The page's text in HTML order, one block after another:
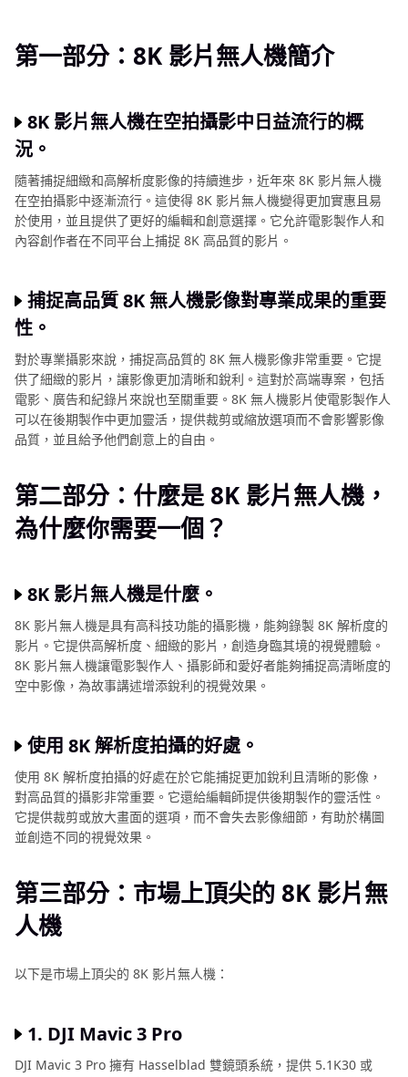
第二部分：什麼是 8K 影片無人機，為什麼你需要一
個？
第三部分：市場上頂尖的 8K 影片無人機
第四部分：如何捕捉一流的 8K 無人機影像
第五部分：使用 HitPaw VikPea 增強您的 8K 無人機影
像
第一部分：8K 影片無人機簡介
8K 影片無人機在空拍攝影中日益流行的概
況。
隨著捕捉細緻和高解析度影像的持續進步，近年來 8K 影片無人機
在空拍攝影中逐漸流行。這使得 8K 影片無人機變得更加實惠且易
於使用，並且提供了更好的編輯和創意選擇。它允許電影製作人和
內容創作者在不同平台上捕捉 8K 高品質的影片。
捕捉高品質 8K 無人機影像對專業成果的重要
性。
對於專業攝影來說，捕捉高品質的 8K 無人機影像非常重要。它提
供了細緻的影片，讓影像更加清晰和銳利。這對於高端專案，包括
電影、廣告和紀錄片來說也至關重要。8K 無人機影片使電影製作人
可以在後期製作中更加靈活，提供裁剪或縮放選項而不會影響影像
品質，並且給予他們創意上的自由。
第二部分：什麼是 8K 影片無人機，
為什麼你需要一個？
8K 影片無人機是什麼。
8K 影片無人機是具有高科技功能的攝影機，能夠錄製 8K 解析度的
影片。它提供高解析度、細緻的影片，創造身臨其境的視覺體驗。
8K 影片無人機讓電影製作人、攝影師和愛好者能夠捕捉高清晰度的
空中影像，為故事講述增添銳利的視覺效果。
使用 8K 解析度拍攝的好處。
使用 8K 解析度拍攝的好處在於它能捕捉更加銳利且清晰的影像，
對高品質的攝影非常重要。它還給編輯師提供後期製作的靈活性。
它提供裁剪或放大畫面的選項，而不會失去影像細節，有助於構圖
並創造不同的視覺效果。
第三部分：市場上頂尖的 8K 影片無
人機
以下是市場上頂尖的 8K 影片無人機：
1. DJI Mavic 3 Pro
DJI Mavic 3 Pro 擁有 Hasselblad 雙鏡頭系統，提供 5.1K30 或